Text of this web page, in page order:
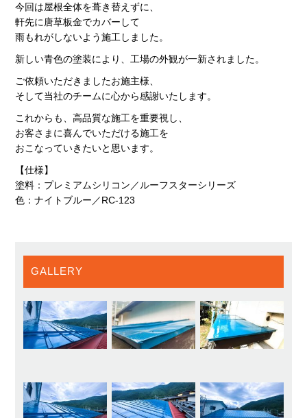
今回は屋根全体を葺き替えずに、
軒先に唐草板金でカバーして
雨もれがしないよう施工しました。
新しい青色の塗装により、工場の外観が一新されました。
ご依頼いただきましたお施主様、
そして当社のチームに心から感謝いたします。
これからも、高品質な施工を重要視し、
お客さまに喜んでいただける施工を
おこなっていきたいと思います。
【仕様】
塗料：プレミアムシリコン／ルーフスターシリーズ
色：ナイトブルー／RC-123
GALLERY